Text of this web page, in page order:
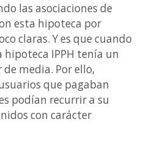
las asociaciones de
esta hipoteca por
claras. Y es que cuando
hipoteca IPPH tenía un
media. Por ello,
que pagaban
podían recurrir a su
con carácter